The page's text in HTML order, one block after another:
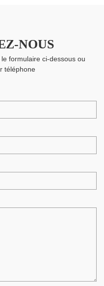
NOUS
formulaire ci-dessous ou
téléphone